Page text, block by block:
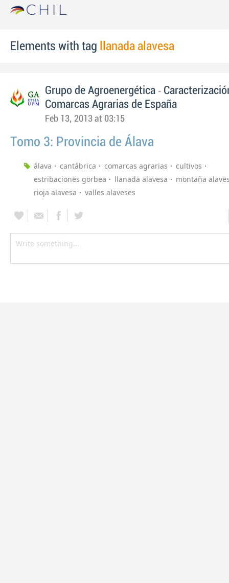
Elements with tag llanada alavesa
Grupo de Agroenergética -
Comarcas Agrarias de España
Feb 13, 2013 at 03:15
Tomo 3: Provincia de Álava
álava cantábrica comarcas agrarias
cultivos
estribaciones gorbea
llanada alavesa
montaña
rioja alavesa
valles alaveses